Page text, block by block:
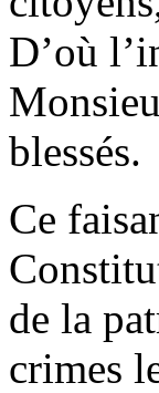
D’où
blessés.
Ce
de la
crimes